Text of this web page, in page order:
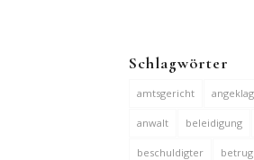
Schlagwörter
amtsgericht
anwalt beleidigung
beschuldigter betrug